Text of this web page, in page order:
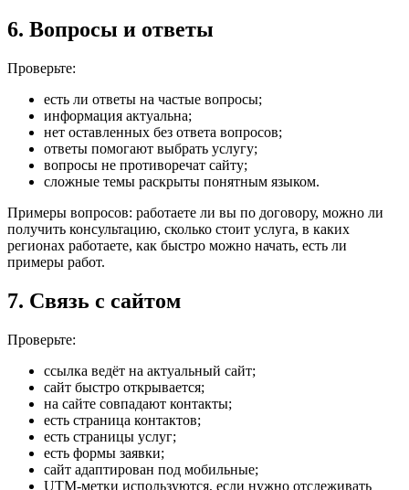
6. Вопросы и ответы
Проверьте:
есть ли ответы на частые вопросы;
информация актуальна;
нет оставленных без ответа вопросов;
ответы помогают выбрать услугу;
вопросы не противоречат сайту;
сложные темы раскрыты понятным языком.
Примеры вопросов: работаете ли вы по договору, можно ли
получить консультацию, сколько стоит услуга, в каких
регионах работаете, как быстро можно начать, есть ли
примеры работ.
7. Связь с сайтом
Проверьте:
ссылка ведёт на актуальный сайт;
сайт быстро открывается;
на сайте совпадают контакты;
есть страница контактов;
есть страницы услуг;
есть формы заявки;
сайт адаптирован под мобильные;
UTM-метки используются, если нужно отслеживать